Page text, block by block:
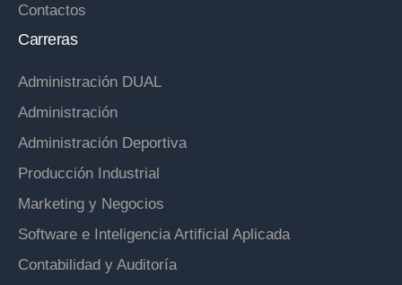
Contactos
Carreras
Administración DUAL
Administración
Administración Deportiva
Producción Industrial
Marketing y Negocios
Software e Inteligencia Artificial Aplicada
Contabilidad y Auditoría